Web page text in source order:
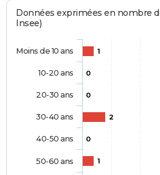
Données exprimées en nombre
Insee)
1
0
0
2
0
1
Moins de 10 ans
10-20 ans
20-30 ans
30-40 ans
40-50 ans
50-60 ans